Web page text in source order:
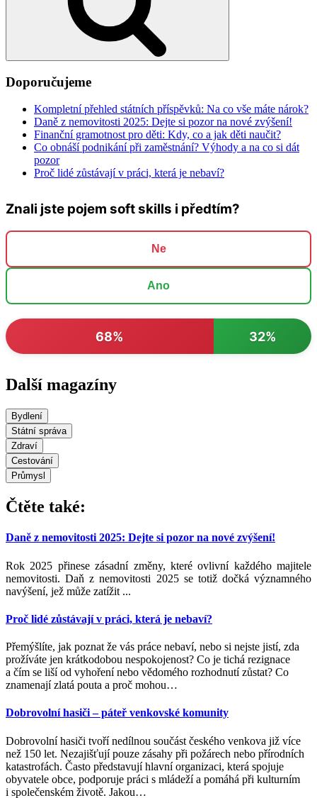
Doporučujeme
Kompletní přehled státních příspěvků: Na co vše máte nárok?
Daně z nemovitosti 2025: Dejte si pozor na nové zvýšení!
Finanční gramotnost pro děti: Kdy, co a jak děti naučit?
Co obnáší podnikání při zaměstnání? Výhody a na co si dát
pozor
Proč lidé zůstávají v práci, která je nebaví?
Znali jste pojem soft skills i předtím?
Ne
Ano
68% 32%
Další magazíny
Bydlení
Státní správa
Zdraví
Cestování
Průmysl
Čtěte také:
Daně z nemovitosti 2025: Dejte si pozor na nové zvýšení!
Rok 2025 přinese zásadní změny, které ovlivní každého majitele
nemovitosti. Daň z nemovitosti 2025 se totiž dočká významného
navýšení, jež může zatížit ...
Proč lidé zůstávají v práci, která je nebaví?
Přemýšlíte, jak poznat že vás práce nebaví, nebo si nejste jistí, zda
prožíváte jen krátkodobou nespokojenost? Co je tichá rezignace
a čím se liší od vyhoření nebo vědomého rozhodnutí zůstat? Co
znamenají zlatá pouta a proč mohou…
Dobrovolní hasiči – páteř venkovské komunity
Dobrovolní hasiči tvoří nedílnou součást českého venkova již více
než 150 let. Nezajišťují pouze zásahy při požárech nebo přírodních
katastrofách. Často představují hlavní organizaci, která spojuje
obyvatele obce, podporuje práci s mládeží a pomáhá při kulturním
i společenském životě. Jakou…